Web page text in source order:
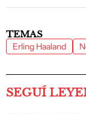
TEMAS
Erling Haaland
SEGUÍ